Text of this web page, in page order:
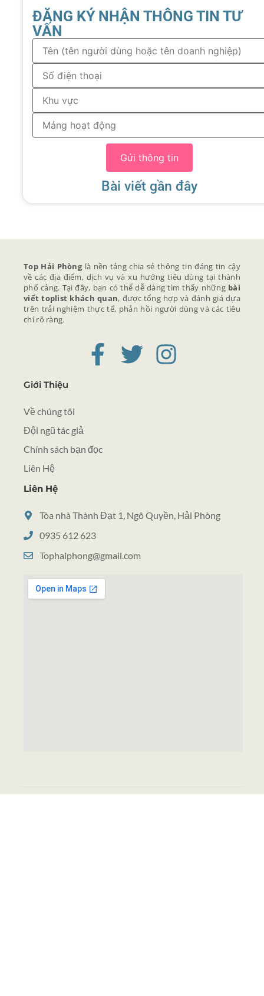
ĐĂNG KÝ NHẬN THÔNG TIN TƯ
VẤN
Gửi thông tin
Bài viết gần đây
Top Hải Phònglà nền tảng chia sẻ thông tin đáng tin cậy
về các địa điểm, dịch vụ và xu hướng tiêu dùng tại thành
phố cảng. Tại đây, bạn có thể dễ dàng tìm thấy những bài
viết toplist khách quan, được tổng hợp và đánh giá dựa
trên trải nghiệm thực tế, phản hồi người dùng và các tiêu
chí rõ ràng.
Giới Thiệu
Về chúng tôi
Đội ngũ tác giả
Chính sách bạn đọc
Liên Hệ
Liên Hệ
Tòa nhà Thành Đạt 1, Ngô Quyền, Hải Phòng
0935 612 623
Tophaiphong@gmail.com